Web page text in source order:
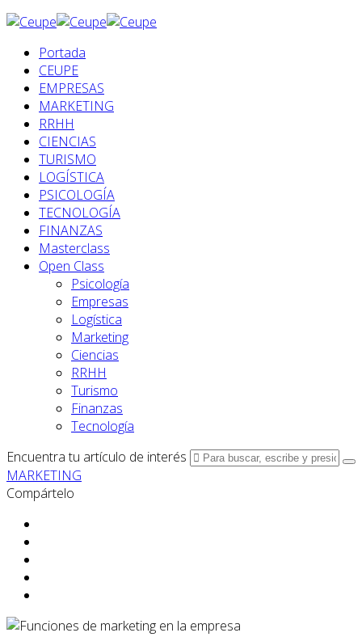
Portada
CEUPE
EMPRESAS
MARKETING
RRHH
CIENCIAS
TURISMO
LOGÍSTICA
PSICOLOGÍA
TECNOLOGÍA
FINANZAS
Masterclass
Open Class
Psicología
Empresas
Logística
Marketing
Ciencias
RRHH
Turismo
Finanzas
Tecnología
Encuentra tu artículo de interés
MARKETING
Compártelo